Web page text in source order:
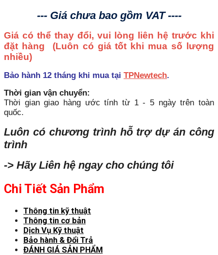
--- Giá chưa bao gồm VAT ----
Giá có thể thay đổi, vui lòng liên hệ trước khi
đặt hàng (Luôn có giá tốt khi mua số lượng
nhiều)
Bảo hành 12 tháng khi mua tại TPNewtech.
Thời gian vận chuyển:
Thời gian giao hàng ước tính từ 1 - 5 ngày trên toàn
quốc.
Luôn có chương trình hỗ trợ dự án công
trình
-> Hãy Liên hệ ngay cho chúng tôi
Chi Tiết Sản Phẩm
Thông tin kỹ thuật
Thông tin cơ bản
Dịch Vụ Kỹ thuật
Bảo hành & Đổi Trả
ĐÁNH GIÁ SẢN PHẨM